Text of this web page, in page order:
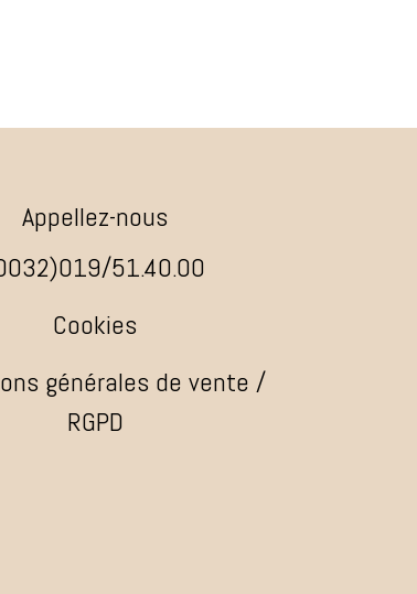
Appellez-nous
51.40.00
Cookies
générales de vente /
RGPD